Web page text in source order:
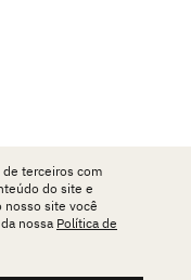
de terceiros com
do site e
nosso site você
nossa Política de